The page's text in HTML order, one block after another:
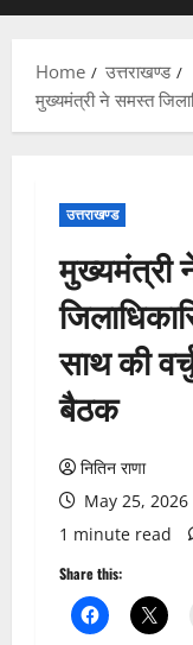
Home
उत्तराखण्ड
मुख्यमंत्री ने समस्त
उत्तराखण्ड
मुख्यमंत्री
साथ की
बैठक
नितिन राणा
May 25, 2026
1 minute read
Share this: